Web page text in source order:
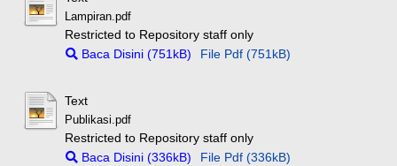
Lampiran.pdf
Restricted to Repository staff only
Baca Disini (751kB)
File Pdf (751kB)
Text
Publikasi.pdf
Restricted to Repository staff only
Baca Disini (336kB)
File Pdf (336kB)